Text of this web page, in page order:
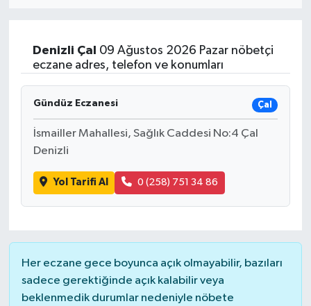
Denizli Çal
09 Ağustos 2026 Pazar nöbetçi
eczane adres, telefon ve konumları
Gündüz Eczanesi Çal
İsmailler Mahallesi, Sağlık Caddesi No:4 Çal
Denizli
Yol Tarifi Al 0 (258) 751 34 86
Her eczane gece boyunca açık olmayabilir, bazıları
sadece gerektiğinde açık kalabilir veya
beklenmedik durumlar nedeniyle nöbete
Sağlık
Magazin